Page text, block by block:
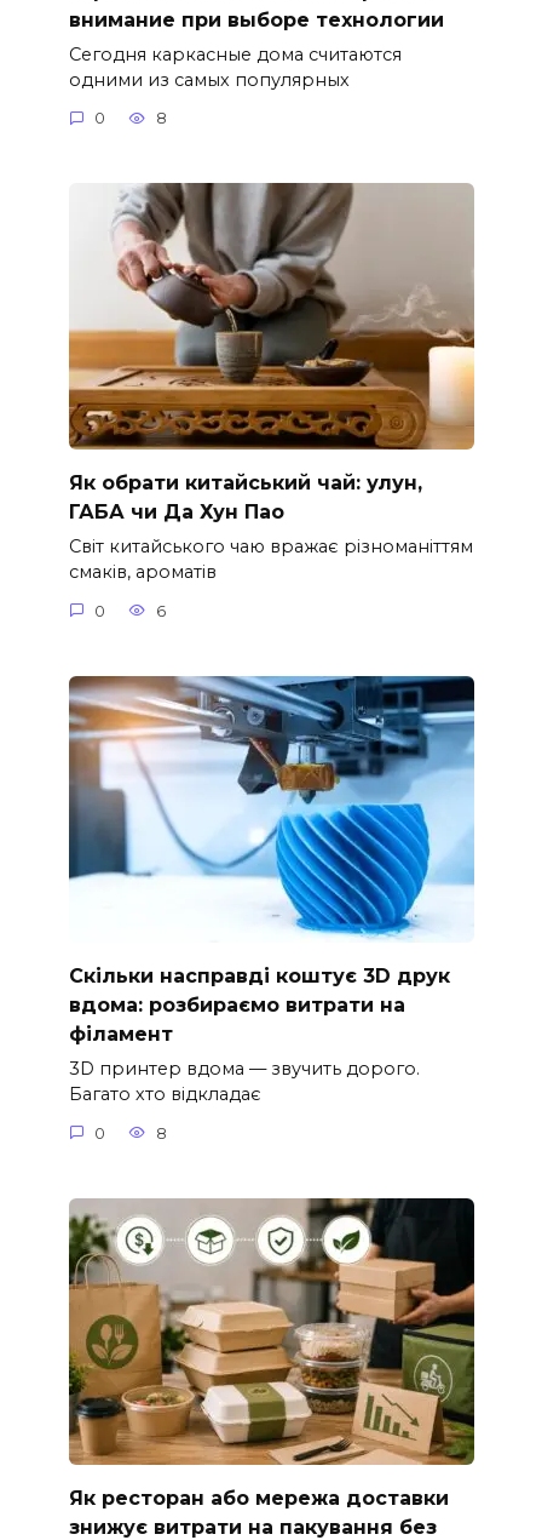
внимание при выборе технологии
Сегодня каркасные дома считаются
одними из самых популярных
0 8
Як обрати китайський чай: улун,
ГАБА чи Да Хун Пао
Світ китайського чаю вражає різноманіттям
смаків, ароматів
0 6
Скільки насправді коштує 3D друк
вдома: розбираємо витрати на
філамент
3D принтер вдома — звучить дорого.
Багато хто відкладає
0 8
Як ресторан або мережа доставки
знижує витрати на пакування без